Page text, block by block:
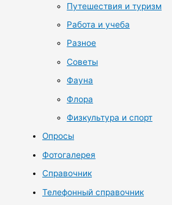
Путешествия и туризм
Работа и учеба
Разное
Советы
Фауна
Флора
Физкультура и спорт
Опросы
Фотогалерея
Справочник
Телефонный справочник